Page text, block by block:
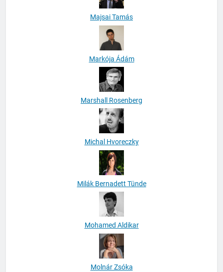
Majsai Tamás
Markója Ádám
Marshall Rosenberg
Michal Hvoreczky
Milák Bernadett Tünde
Mohamed Aldikar
Molnár Zsóka